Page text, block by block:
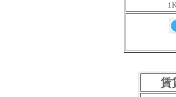
賃